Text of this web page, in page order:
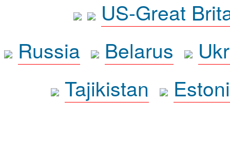
US-Great
Russia
Belarus
Tajikistan